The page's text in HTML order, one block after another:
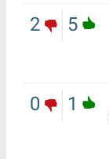
5
2
1
0